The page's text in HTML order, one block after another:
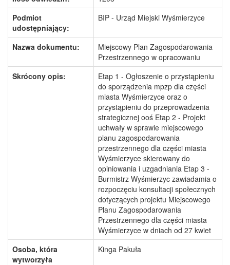
Podmiot
udostępniający:
BIP - Urząd Miejski Wyśmierzyce
Nazwa dokumentu:
Miejscowy Plan Zagospodarowania
Przestrzennego w opracowaniu
Skrócony opis:
Etap 1 - Ogłoszenie o przystąpieniu
do sporządzenia mpzp dla części
miasta Wyśmierzyce oraz o
przystąpieniu do przeprowadzenia
strategicznej ooś Etap 2 - Projekt
uchwały w sprawie miejscowego
planu zagospodarowania
przestrzennego dla części miasta
Wyśmierzyce skierowany do
opiniowania i uzgadniania Etap 3 -
Burmistrz Wyśmierzyc zawiadamia o
rozpoczęciu konsultacji społecznych
dotyczących projektu Miejscowego
Planu Zagospodarowania
Przestrzennego dla części miasta
Wyśmierzyce w dniach od 27 kwiet
Osoba, która
wytworzyła
Kinga Pakuła